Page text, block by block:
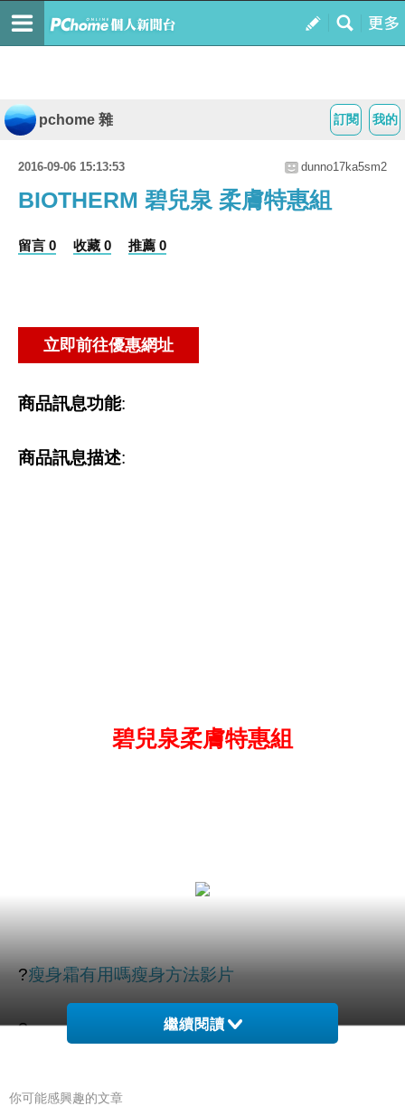
我的
訂閱
pchome 雜
2016-09-06 15:13:53 dunno17ka5sm2
BIOTHERM 碧兒泉 柔膚特惠組
留言 0 收藏 0 推薦 0
商品訊息功能:
商品訊息描述:
碧兒泉柔膚特惠組
?瘦身霜有用嗎瘦身方法影片
? 繼續閱讀
你可能感興趣的文章